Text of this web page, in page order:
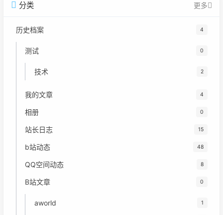
分类 更多
历史档案 4
测试 0
技术 2
我的文章 4
相册 0
站长日志 15
b站动态 48
QQ空间动态 8
B站文章 0
aworld 1